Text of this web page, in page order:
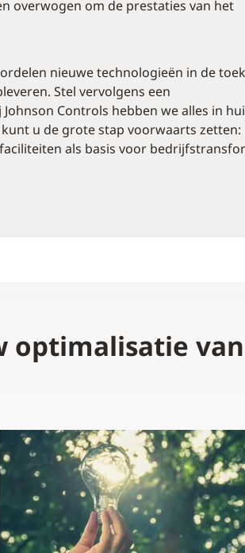
overwogen om de prestaties van het
nieuwe technologieën in de
Stel vervolgens een
Controls hebben we alles in
u de grote stap voorwaarts zetten:
als basis voor
optimalisatie van